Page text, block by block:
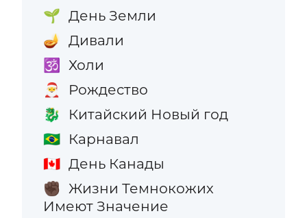
🌱 День Земли
🪔 Дивали
🕉️ Холи
🎅 Рождество
🐉 Китайский Новый год
🇧🇷 Карнавал
🇨🇦 День Канады
✊🏿 Жизни Темнокожих
Имеют Значение